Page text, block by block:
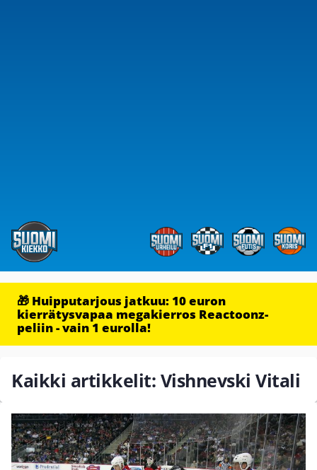
🎁 Huipputarjous jatkuu: 10 euron
kierrätysvapaa megakierros Reactoonz-
peliin - vain 1 eurolla!
Kaikki artikkelit: Vishnevski Vitali